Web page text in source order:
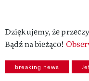
Dziękujemy, że
Bądź na bieżąco!
breaking news